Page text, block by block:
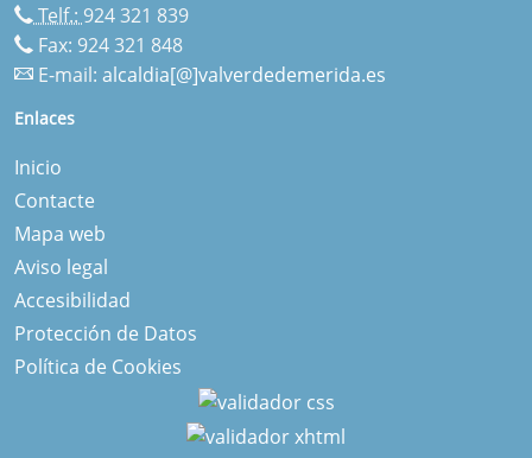
Telf.: 924 321 839
Fax: 924 321 848
E-mail: alcaldia[@]valverdedemerida.es
Enlaces
Inicio
Contacte
Mapa web
Aviso legal
Accesibilidad
Protección de Datos
Política de Cookies